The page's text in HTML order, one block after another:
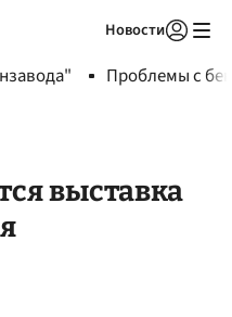
Новости
Проблемы с
выставка